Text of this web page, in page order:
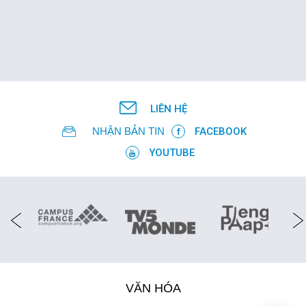
LIÊN HỆ
NHẬN BẢN TIN
FACEBOOK
YOUTUBE
VĂN HÓA